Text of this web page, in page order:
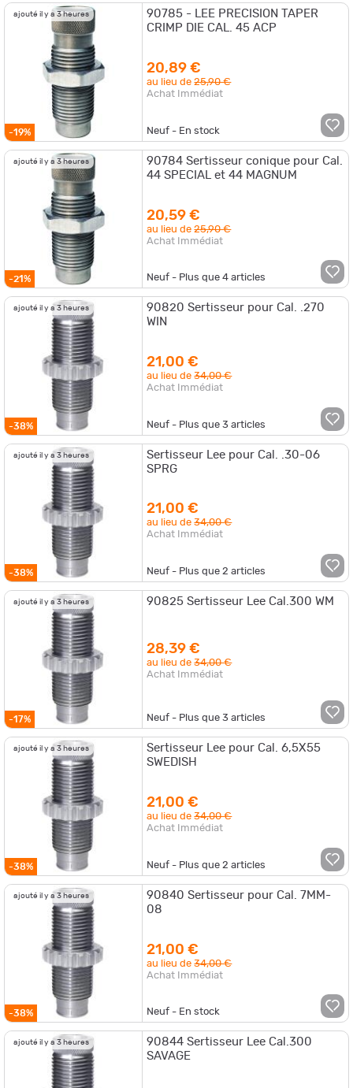
ajouté il y a 3 heures
-19%
90785 - LEE PRECISION TAPER
CRIMP DIE CAL. 45 ACP
20,89 €
au lieu de25,90 €
Achat Immédiat
Neuf - En stock
ajouté il y a 3 heures
-21%
90784 Sertisseur conique pour Cal.
44 SPECIAL et 44 MAGNUM
20,59 €
au lieu de25,90 €
Achat Immédiat
Neuf - Plus que4 articles
ajouté il y a 3 heures
-38%
90820 Sertisseur pour Cal. .270
WIN
21,00 €
au lieu de34,00 €
Achat Immédiat
Neuf - Plus que3 articles
ajouté il y a 3 heures
-38%
Sertisseur Lee pour Cal. .30-06
SPRG
21,00 €
au lieu de34,00 €
Achat Immédiat
Neuf - Plus que2 articles
ajouté il y a 3 heures
-17%
90825 Sertisseur Lee Cal.300 WM
28,39 €
au lieu de34,00 €
Achat Immédiat
Neuf - Plus que3 articles
ajouté il y a 3 heures
-38%
Sertisseur Lee pour Cal. 6,5X55
SWEDISH
21,00 €
au lieu de34,00 €
Achat Immédiat
Neuf - Plus que2 articles
ajouté il y a 3 heures
-38%
90840 Sertisseur pour Cal. 7MM-
08
21,00 €
au lieu de34,00 €
Achat Immédiat
Neuf - En stock
ajouté il y a 3 heures
90844 Sertisseur Lee Cal.300
SAVAGE